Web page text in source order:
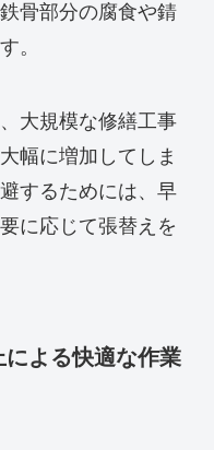
骨部分の腐食や錆
。
大規模な修繕工事
幅に増加してしま
するためには、早
に応じて張替えを
よる快適な作業